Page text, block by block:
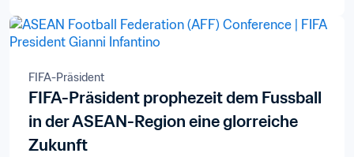
FIFA-Präsident
FIFA-Präsident prophezeit dem Fussball
in der ASEAN-Region eine glorreiche
Zukunft